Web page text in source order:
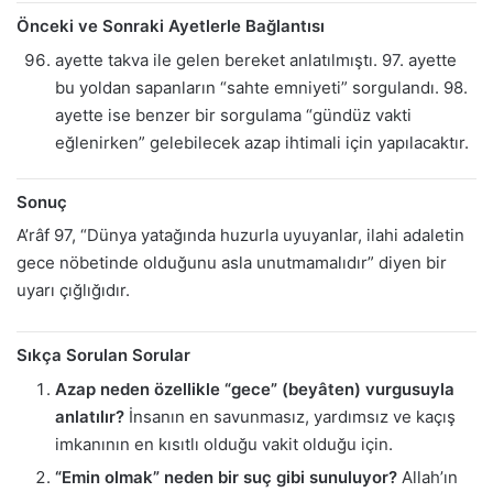
Önceki ve Sonraki Ayetlerle Bağlantısı
ayette takva ile gelen bereket anlatılmıştı. 97. ayette
bu yoldan sapanların “sahte emniyeti” sorgulandı. 98.
ayette ise benzer bir sorgulama “gündüz vakti
eğlenirken” gelebilecek azap ihtimali için yapılacaktır.
Sonuç
A’râf 97, “Dünya yatağında huzurla uyuyanlar, ilahi adaletin
gece nöbetinde olduğunu asla unutmamalıdır” diyen bir
uyarı çığlığıdır.
Sıkça Sorulan Sorular
Azap neden özellikle “gece” (beyâten) vurgusuyla
anlatılır? İnsanın en savunmasız, yardımsız ve kaçış
imkanının en kısıtlı olduğu vakit olduğu için.
“Emin olmak” neden bir suç gibi sunuluyor? Allah’ın